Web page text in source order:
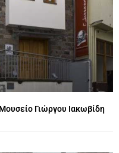
Γιώργου Ιακωβίδη